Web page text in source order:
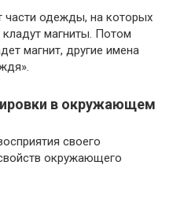
части одежды, на которых
магниты. Потом
магнит, другие имена
в окружающем
своего
окружающего